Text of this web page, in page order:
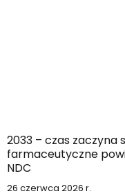
2033 – czas zaczyna
farmaceutyczne
NDC
26 czerwca 2026 r.